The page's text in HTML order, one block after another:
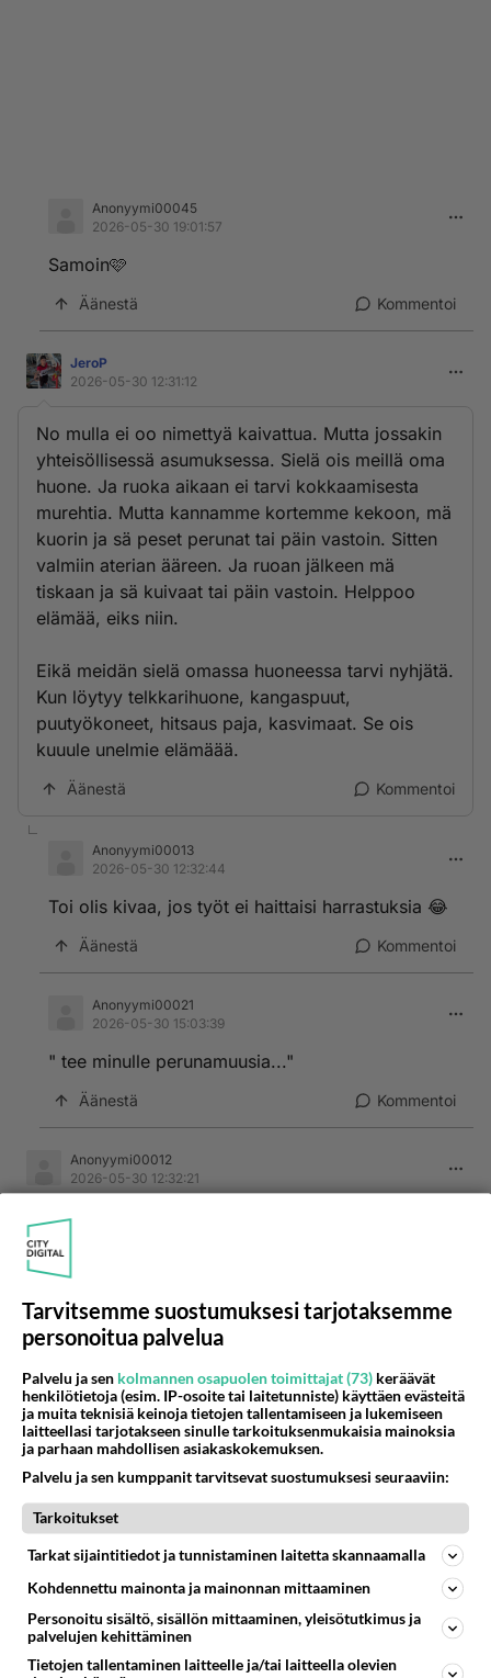
Anonyymi00045
2026-05-30 19:01:57
Samoin🩷
Äänestä Kommentoi
JeroP
2026-05-30 12:31:12
No mulla ei oo nimettyä kaivattua. Mutta jossakin
yhteisöllisessä asumuksessa. Sielä ois meillä oma
huone. Ja ruoka aikaan ei tarvi kokkaamisesta
murehtia. Mutta kannamme kortemme kekoon, mä
kuorin ja sä peset perunat tai päin vastoin. Sitten
valmiin aterian ääreen. Ja ruoan jälkeen mä
tiskaan ja sä kuivaat tai päin vastoin. Helppoo
elämää, eiks niin.
Eikä meidän sielä omassa huoneessa tarvi nyhjätä.
Kun löytyy telkkarihuone, kangaspuut,
puutyökoneet, hitsaus paja, kasvimaat. Se ois
kuuule unelmie elämäää.
Äänestä Kommentoi
Anonyymi00013
2026-05-30 12:32:44
Toi olis kivaa, jos työt ei haittaisi harrastuksia 😂
Äänestä Kommentoi
Anonyymi00021
2026-05-30 15:03:39
" tee minulle perunamuusia..."
Äänestä Kommentoi
Anonyymi00012
2026-05-30 12:32:21
Mukava rivitaloasunto varmasti riittäisi eille hyvin,
en ole oikein omakotitalon ylläpidosta innostunut.
2026-05-30 17:26:21
Kenet luulet ylläpitävän sitä rivitaloa? Pyhä henki?
Kyllä asukkaat itse ylläpitää niitäkin.
1 Äänestä Kommentoi
Anonyymi00050
2026-06-01 00:26:03
Anonyymi00029
Kenet luulet ylläpitävän sitä rivitaloa? Pyhä henki? Kyllä
asukkaat itse ylläpitää niitäkin.
Tarvitsemme suostumuksesi tarjotaksemme
personoitua palvelua
Palvelu ja sen kolmannen osapuolen toimittajat (73) keräävät
henkilötietoja (esim. IP-osoite tai laitetunniste) käyttäen evästeitä
ja muita teknisiä keinoja tietojen tallentamiseen ja lukemiseen
laitteellasi tarjotakseen sinulle tarkoituksenmukaisia mainoksia
ja parhaan mahdollisen asiakaskokemuksen.
Palvelu ja sen kumppanit tarvitsevat suostumuksesi seuraaviin:
Tarkoitukset
Tarkat sijaintitiedot ja tunnistaminen laitetta skannaamalla
Kohdennettu mainonta ja mainonnan mittaaminen
Personoitu sisältö, sisällön mittaaminen, yleisötutkimus ja
palvelujen kehittäminen
Tietojen tallentaminen laitteelle ja/tai laitteella olevien